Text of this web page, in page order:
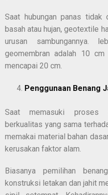
Saat hubungan panas tidak
basah atau hujan, geotextile
urusan sambungannya.
geomembran adalah 10
mencapai 20 cm.
Penggunaan Benang
Saat memasuki proses
berkualitas yang sama
memakai material bahan
kerusakan faktor alam.
Biasanya pemilihan
konstruksi letakan dan jahit